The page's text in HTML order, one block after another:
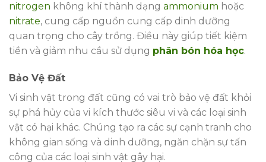
nitrogen không khí thành dạng ammonium hoặc
nitrate, cung cấp nguồn cung cấp dinh dưỡng
quan trọng cho cây trồng. Điều này giúp tiết kiệm
tiền và giảm nhu cầu sử dụng phân bón hóa học.
Bảo Vệ Đất
Vi sinh vật trong đất cũng có vai trò bảo vệ đất khỏi
sự phá hủy của vi kích thước siêu vi và các loại sinh
vật có hại khác. Chúng tạo ra các sự cạnh tranh cho
không gian sống và dinh dưỡng, ngăn chặn sự tấn
công của các loại sinh vật gây hại.